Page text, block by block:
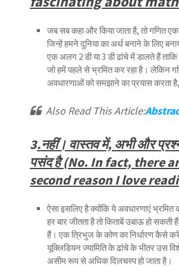
जब सब कहा और किया जाता है, तो गणित
जिन्हें हमने दुनिया का अर्थ बनाने के लिए
एक अलग 2 डी या 3 डी ढांचे में डालते हैं
जो हमें पहले से भ्रमित कर रहा है। लेकिन
अवधारणाओं को समझाने का प्रयास करता है,
Also Read This Article:
3.नहीं। वास्तव में, अभी और
पसंद है (No. In fact, there
second reason I love
ऐसा इसलिए है क्योंकि ये अवधारणाएं
हर बार जीतता है तो किताबें उबाऊ हो
हैं। एक त्रिभुज के कोण का निर्धारण कैसे करें
यूक्लिडियन ज्यामिति के ढांचे के भीतर उस
असीम रूप से अधिक दिलचस्प हो जाता है।